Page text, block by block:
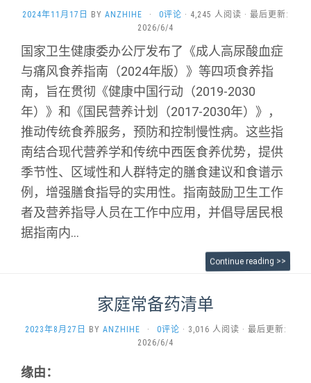
2024年11月17日 BY ANZHIHE · 0评论 · 4,245 人阅读 · 最后更新:
2026/6/4
国家卫生健康委办公厅发布了《成人高尿酸血症
与痛风食养指南（2024年版）》等四项食养指
南，旨在贯彻《健康中国行动（2019-2030
年）》和《国民营养计划（2017-2030年）》，
推动传统食养服务，预防和控制慢性病。这些指
南结合现代营养学和传统中西医食养优势，提供
季节性、区域性和人群特定的膳食建议和食谱示
例，增强膳食指导的实用性。指南鼓励卫生工作
者及营养指导人员在工作中应用，并倡导居民根
据指南内...
Continue reading >>
家庭常备药清单
2023年8月27日 BY ANZHIHE · 0评论 · 3,016 人阅读 · 最后更新:
2026/6/4
缘由：